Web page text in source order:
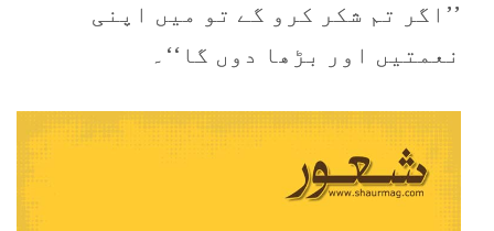
’’اگر تم شکر کرو گے تو میں اپنی
نعمتیں اور بڑھا دوں گا‘‘۔